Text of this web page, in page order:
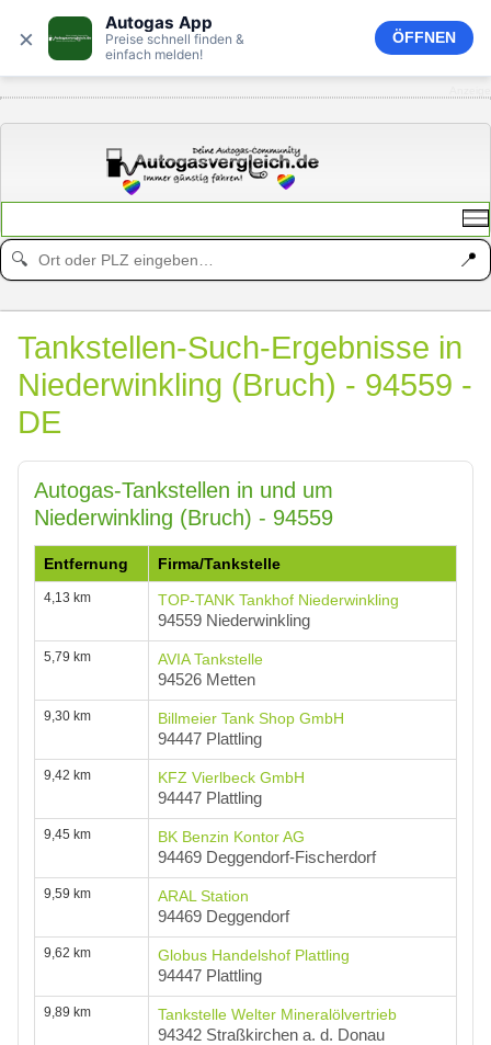
× Autogas App
Preise schnell finden &
einfach melden!
ÖFFNEN
🔍 📍
Tankstellen-Such-Ergebnisse in
Niederwinkling (Bruch) - 94559 -
DE
Autogas-Tankstellen in und um
Niederwinkling (Bruch) - 94559
Entfernung Firma/Tankstelle
4,13 km
TOP-TANK Tankhof Niederwinkling
94559 Niederwinkling
5,79 km
AVIA Tankstelle
94526 Metten
9,30 km
Billmeier Tank Shop GmbH
94447 Plattling
9,42 km
KFZ Vierlbeck GmbH
94447 Plattling
9,45 km
BK Benzin Kontor AG
94469 Deggendorf-Fischerdorf
9,59 km
ARAL Station
94469 Deggendorf
9,62 km
Globus Handelshof Plattling
94447 Plattling
9,89 km
Tankstelle Welter Mineralölvertrieb
94342 Straßkirchen a. d. Donau